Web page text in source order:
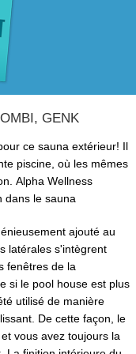
GENK
ce sauna extérieur! Il
piscine, où les mêmes
Alpha Wellness
dans le sauna
ajouté au
latérales s'intègrent
fenêtres de la
si le pool house est plus
utilisé de manière
De cette façon, le
vous avez toujours la